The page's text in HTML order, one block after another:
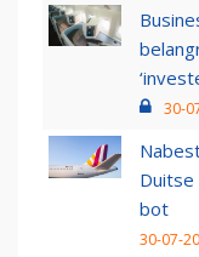
30-
Duitse
bot
30-07-